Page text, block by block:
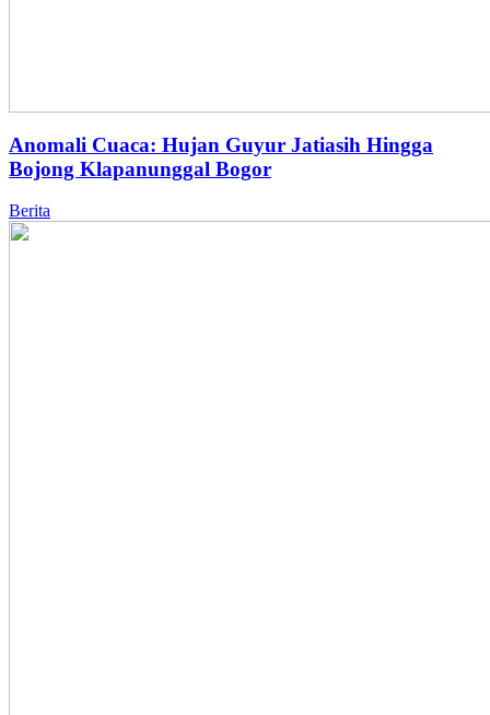
Anomali Cuaca: Hujan Guyur Jatiasih Hingga
Bojong Klapanunggal Bogor
Berita